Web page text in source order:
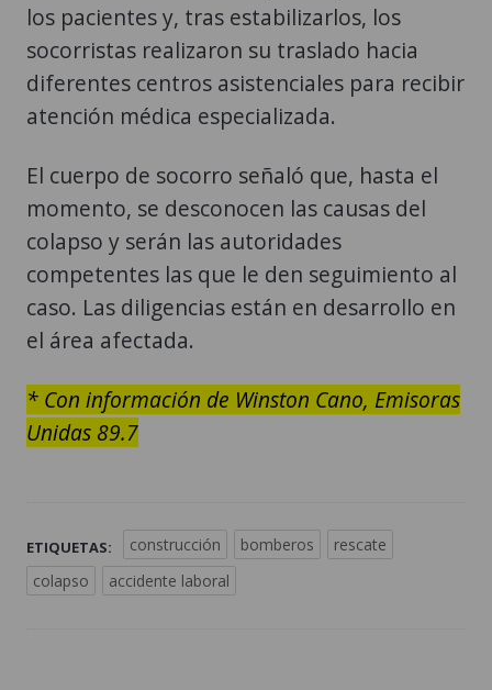
los pacientes y, tras estabilizarlos, los
socorristas realizaron su traslado hacia
diferentes centros asistenciales para recibir
atención médica especializada.
El cuerpo de socorro señaló que, hasta el
momento, se desconocen las causas del
colapso y serán las autoridades
competentes las que le den seguimiento al
caso. Las diligencias están en desarrollo en
el área afectada.
* Con información de Winston Cano, Emisoras
Unidas 89.7
ETIQUETAS: construcción bomberos
rescate
colapso
accidente laboral